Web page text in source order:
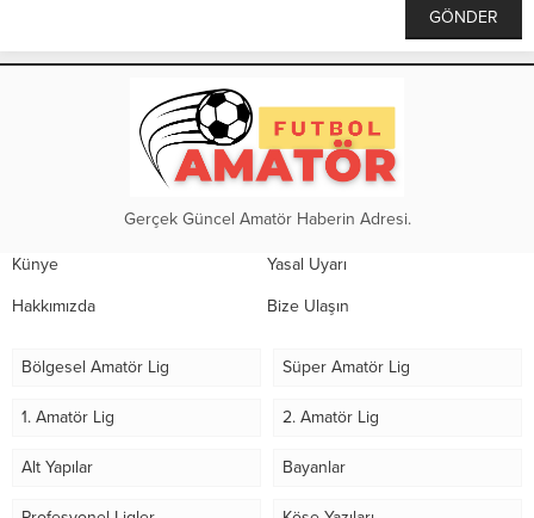
Gerçek Güncel Amatör Haberin Adresi.
Künye Yasal Uyarı
Hakkımızda Bize Ulaşın
Bölgesel Amatör Lig Süper Amatör Lig
1. Amatör Lig 2. Amatör Lig
Alt Yapılar Bayanlar